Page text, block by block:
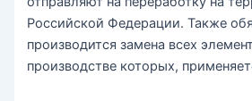
Российской Федерации. Также
производится замена всех
производстве которых,